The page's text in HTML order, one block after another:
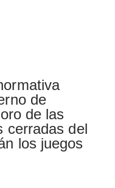
de
de las
cerradas del
los juegos